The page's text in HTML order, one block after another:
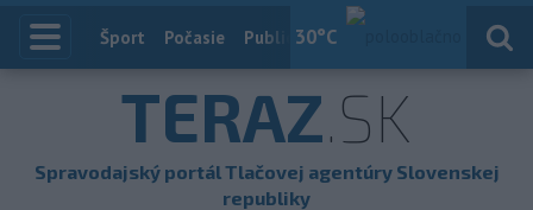
30°C
Index
Šport Počasie Publicistika
TERAZ.SK
Spravodajský portál Tlačovej agentúry Slovenskej
republiky